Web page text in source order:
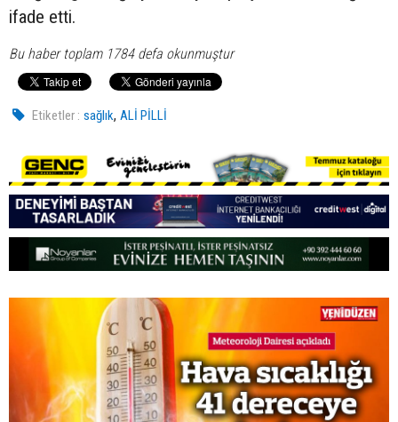
ifade etti.
Bu haber toplam 1784 defa okunmuştur
Etiketler : sağlık,ALİ PİLLİ